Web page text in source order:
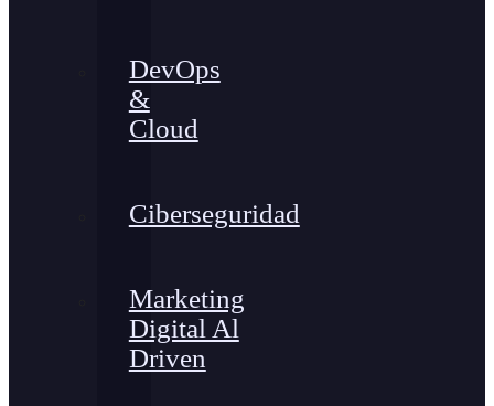
DevOps
&
Cloud
Ciberseguridad
Marketing
Digital Al
Driven